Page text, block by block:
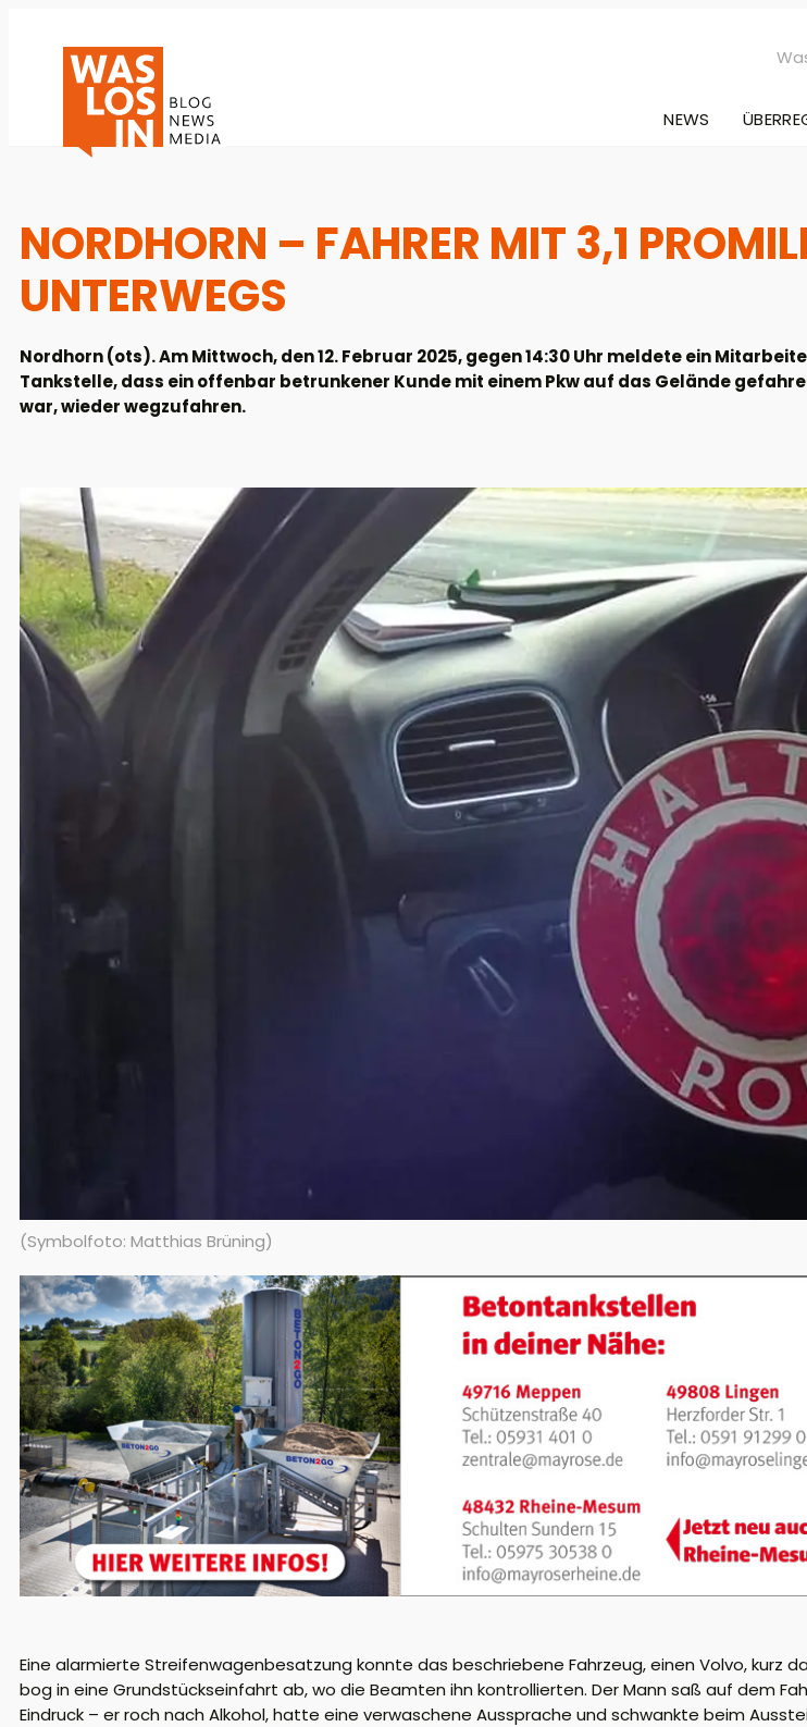
NEWS
NORDHORN – FAHRER MIT 3,1
UNTERWEGS
Nordhorn (ots). Am Mittwoch, den 12. Februar 2025, gegen 14:30 Uhr meldete ein
Tankstelle, dass ein offenbar betrunkener Kunde mit einem Pkw auf das Gelände
war, wieder wegzufahren.
(Symbolfoto: Matthias Brüning)
Eine alarmierte Streifenwagenbesatzung konnte das beschriebene Fahrzeug, einen Volvo, kurz
bog in eine Grundstückseinfahrt ab, wo die Beamten ihn kontrollierten. Der Mann saß auf dem
Eindruck – er roch nach Alkohol, hatte eine verwaschene Aussprache und schwankte beim